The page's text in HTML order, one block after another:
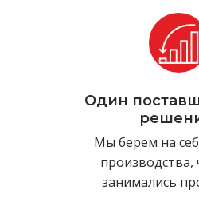
Один
Мы берем на
занимались